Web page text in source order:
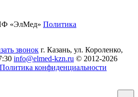
«ЭлМед» Политика
звонок г. Казань, ул. Короленко,
info@elmed-kzn.ru © 2012-2026
Политика конфиденциальности